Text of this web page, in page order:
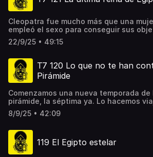
demuestra una vez más, la solidez de
Cleopatra fue mucho más que una
empleó el sexo para conseguir sus
reducir a algo tan frívolo la inteligencia,
sofisticación de una de las reinas más
detalles desconocidos de su biografía
a sorprender huyendo de lo que
22/9/25 • 49:15
T7 120 Lo que no te han
Pirámide
Comenzamos una nueva temporada de
pirámide, la séptima ya. Lo hacemos
monumento más majestuoso que hay
Pirámide. Mucho es lo que se ha dicho
viajeros y curiosos, como hemos visto
se remonta a varios siglos atrás. En
hablar de algunos secretos que seguro
8/9/25 • 42:09
119 El Egipto estelar